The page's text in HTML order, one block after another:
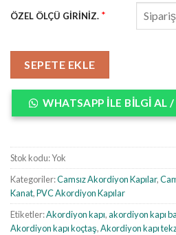
ÖZEL ÖLÇÜ GİRİNİZ. *
SEPETE EKLE
WHATSAPP ILE BILGI AL /
Stok kodu:Yok
Kategoriler:Camsız Akordiyon Kapılar,
Kanat,PVC Akordiyon Kapılar
Etiketler:Akordiyon kapı,akordiyon kapı
Akordiyon kapı koçtaş,Akordiyon kapı